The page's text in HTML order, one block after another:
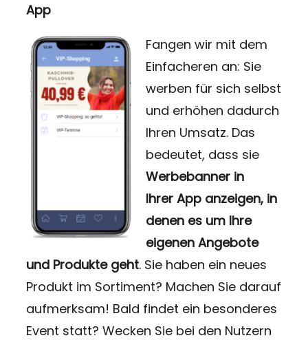
App
Fangen wir mit dem
Einfacheren an: Sie
werben für sich selbst
und erhöhen dadurch
Ihren Umsatz. Das
bedeutet, dass sie
Werbebanner in
Ihrer App anzeigen, in
denen es um Ihre
eigenen Angebote
und Produkte geht. Sie haben ein neues
Produkt im Sortiment? Machen Sie darauf
aufmerksam! Bald findet ein besonderes
Event statt? Wecken Sie bei den Nutzern